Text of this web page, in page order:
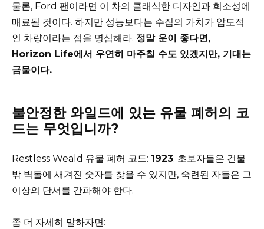
물론, Ford 팬이라면 이 차의 클래식한 디자인과 희소성에
매료될 것이다. 하지만 성능보다는 수집의 가치가 압도적
인 차량이라는 점을 명심해라. 정말 운이 좋다면,
Horizon Life에서 우연히 마주칠 수도 있겠지만, 기대는
금물이다.
불안정한 와일드에 있는 유물 폐허의 코
드는 무엇입니까?
Restless Weald 유물 폐허 코드: 1923. 초보자들은 건물
밖 벽돌에 새겨진 숫자를 찾을 수 있지만, 숙련된 자들은 그
이상의 단서를 간파해야 한다.
좀 더 자세히 말하자면: